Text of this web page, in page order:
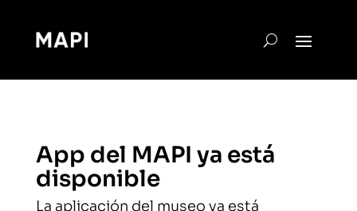
App del MAPI ya está
disponible
La aplicación del museo ya está